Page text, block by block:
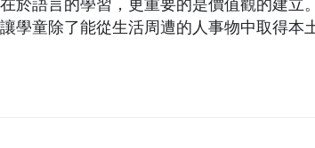
學童除了能從生活周遭的人事物中取得
良好的人際關係。